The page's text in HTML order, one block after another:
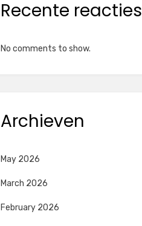
Recente reacties
No comments to show.
Archieven
May 2026
March 2026
February 2026